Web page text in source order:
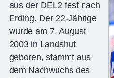
aus der DEL2 fest nach
Erding. Der 22-Jährige
wurde am 7. August
2003 in Landshut
geboren, stammt aus
dem Nachwuchs des